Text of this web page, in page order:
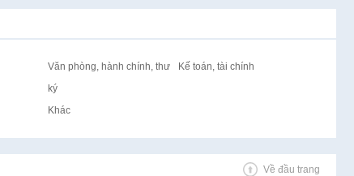
Văn phòng, hành chính, thư
ký
Kế toán, tài chính
Khác
Về đầu trang